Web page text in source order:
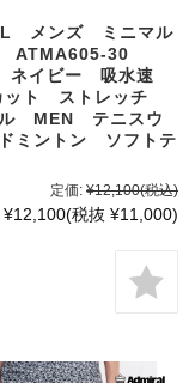
メンズ ミニマル
ATMA605-30
イビー 吸水速
ト ストレッチ
ル MEN テニスウ
ミントン ソフトテ
定価: ¥12,100(税込)
¥12,100(税抜 ¥11,000)